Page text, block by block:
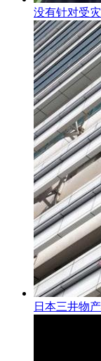
没有针对受
日本三井物